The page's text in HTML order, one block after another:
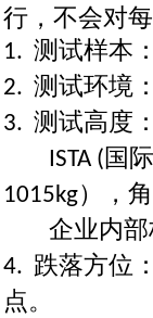
行，不会对
1. 测试样本
2. 测试环境
3. 测试高度
ISTA (国
1015kg），
企业内
4. 跌落方位
点。